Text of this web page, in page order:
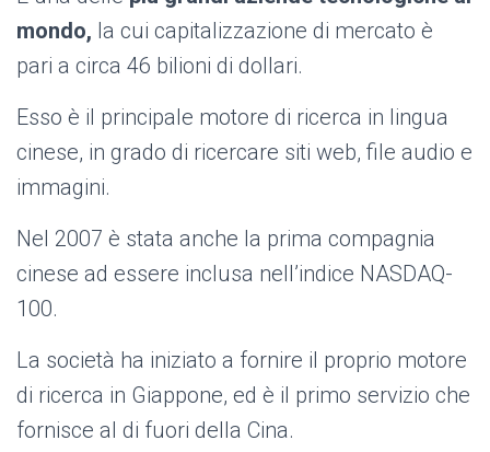
mondo, la cui capitalizzazione di mercato è
pari a circa 46 bilioni di dollari.
Esso è il principale motore di ricerca in lingua
cinese, in grado di ricercare siti web, file audio e
immagini.
Nel 2007 è stata anche la prima compagnia
cinese ad essere inclusa nell’indice NASDAQ-
100.
La società ha iniziato a fornire il proprio motore
di ricerca in Giappone, ed è il primo servizio che
fornisce al di fuori della Cina.